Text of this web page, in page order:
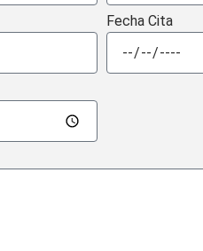
Fecha Cita